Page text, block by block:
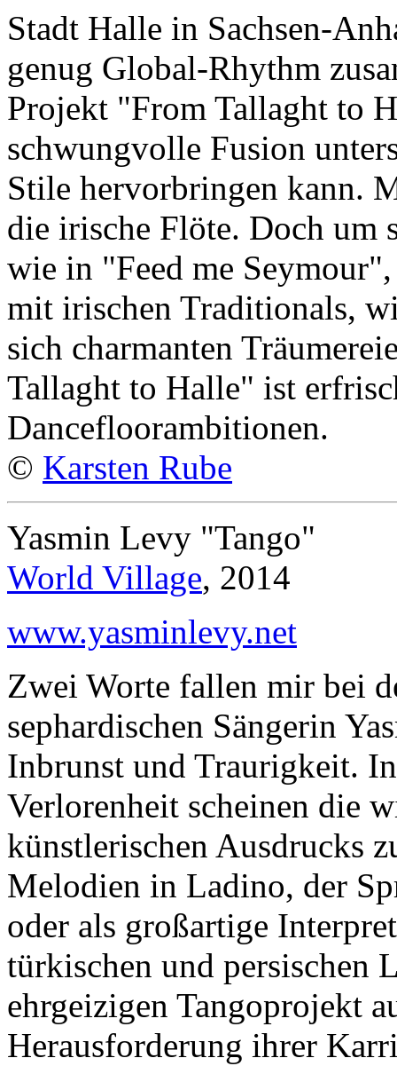
Stadt Halle in Sachsen-
genug Global-Rhythm
Projekt "From Tallaght to
schwungvolle Fusion
Stile hervorbringen kann.
die irische Flöte. Doch um
wie in "Feed me
mit irischen Traditionals,
sich charmanten
Tallaght to Halle" ist
Dancefloorambitionen.
© Karsten Rube
Yasmin Levy "Tango"
World Village, 2014
www.yasminlevy.net
Zwei Worte fallen mir bei
sephardischen Sängerin
Inbrunst und Traurigkeit.
Verlorenheit scheinen die
künstlerischen Ausdrucks
Melodien in Ladino, der
oder als großartige
türkischen und persischen
ehrgeizigen Tangoprojekt
Herausforderung ihrer